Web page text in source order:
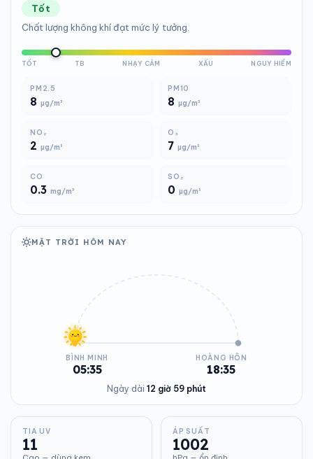
Tốt
Chất lượng không khí đạt mức lý tưởng.
TỐT TB NHẠY CẢM XẤU NGUY HIỂM
PM2.5
8 µg/m³
PM10
8 µg/m³
NO₂
2 µg/m³
O₃
7 µg/m³
CO
0.3 mg/m³
SO₂
0 µg/m³
MẶT TRỜI HÔM NAY
BÌNH MINH
05:35
HOÀNG HÔN
18:35
Ngày dài 12 giờ 59 phút
TIA UV
11
ÁP SUẤT
1002